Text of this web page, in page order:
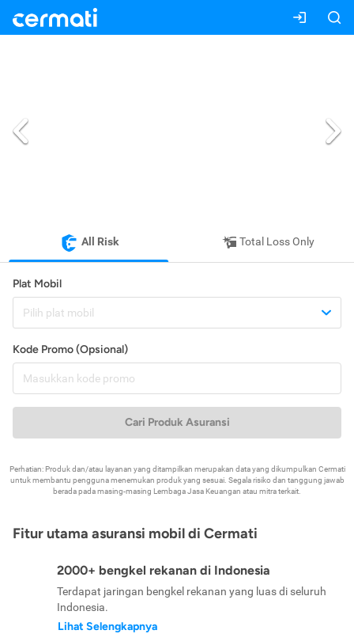
All Risk Total Loss Only
Plat Mobil
Pilih plat mobil
Kode Promo (Opsional)
Cari Produk Asuransi
Perhatian: Produk dan/atau layanan yang ditampilkan merupakan data yang dikumpulkan Cermati
untuk membantu pengguna menemukan produk yang sesuai. Segala risiko dan tanggung jawab
berada pada masing-masing Lembaga Jasa Keuangan atau mitra terkait.
Fitur utama asuransi mobil di Cermati
2000+ bengkel rekanan di Indonesia
Terdapat jaringan bengkel rekanan yang luas di seluruh
Indonesia.
Lihat Selengkapnya